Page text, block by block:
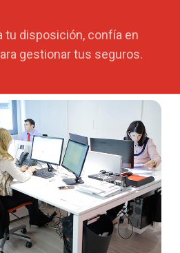
tu disposición, confía en
gestionar tus seguros.